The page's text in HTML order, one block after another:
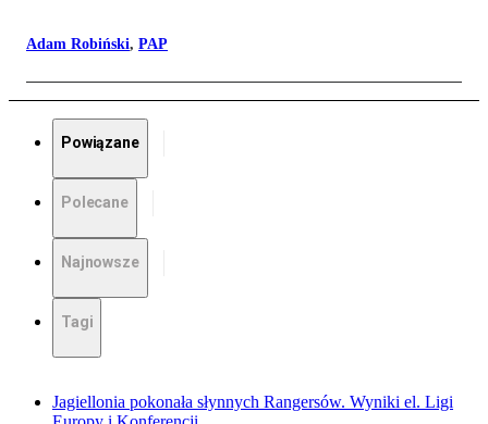
Adam Robiński, PAP
Powiązane
Polecane
Najnowsze
Tagi
Jagiellonia pokonała słynnych Rangersów. Wyniki el. Ligi